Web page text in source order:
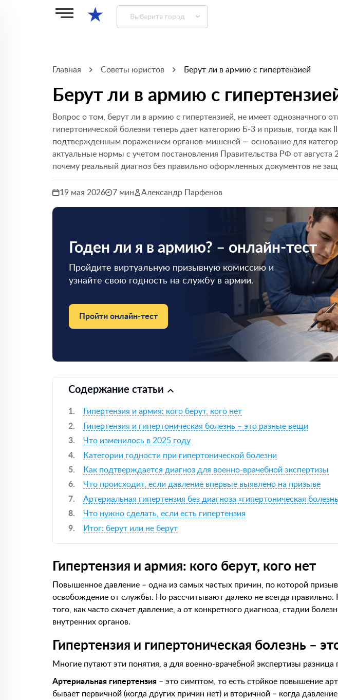
★ Выберите город
Главная Советы юристов Берут ли в армию с гипертензией
Берут ли в армию с
Вопрос о том, берут ли в армию с гипертензией, не имеет однозначного
гипертонической болезни теперь дает категорию Б-3 и призыв, тогда как
подтвержденным поражением органов-мишеней — основание для
актуальные нормы с учетом постановления Правительства РФ от августа
почему реальный диагноз без правильно оформленных документов не
19 мая 2026 7 мин Александр Парфенов
Годен ли я в армию? – онлайн-тест
Пройдите виртуальную призывную комиссию и
узнайте свою годность на службу в армии.
Пройти онлайн-тест
Содержание статьи
Гипертензия и армия: кого берут, кого нет
Гипертензия и гипертоническая болезнь – это разные вещи
Что изменилось в 2025 году
Категории годности при гипертонической болезни
Как подтверждается диагноз для военно-врачебной экспертизы
Что происходит, если давление впервые выявлено на призыве
Артериальная гипертензия без диагноза «гипертоническая
Что нужно сделать, если есть гипертензия
Итог: берут или не берут
Гипертензия и армия: кого берут, кого нет
Повышенное давление – одна из самых частых причин, по которой
освобождение от службы. Но рассчитывают далеко не всегда правильно.
того, как часто скачет давление, а от конкретного диагноза, стадии
внутренних органов.
Гипертензия и гипертоническая болезнь –
Многие путают эти понятия, а для военно-врачебной экспертизы разница
Артериальная гипертензия – это симптом, то есть стойкое повышение
бывает первичной (когда других причин нет) и вторичной – когда давление